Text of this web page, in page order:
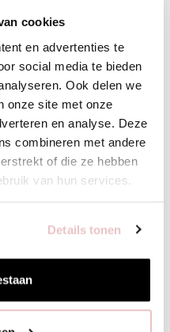
cookies
en advertenties te
social media te bieden
Ook delen we
onze site met onze
en analyse. Deze
combineren met andere
of die ze hebben
van hun services.
Details tonen
L XL